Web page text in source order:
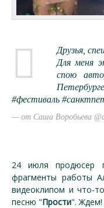
Друзья,
Для меня
спою
#фестиваль
от Саша Воробьева
24 июля продюсер
фрагменты работы
видеоклипом и что-
песню "Прости". Ждем!